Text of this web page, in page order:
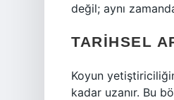
değil; aynı
TARIHSEL
Koyun
kadar uzanır. Bu